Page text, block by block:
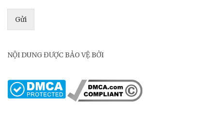
Gửi
NỘI DUNG ĐƯỢC BẢO VỆ BỞI